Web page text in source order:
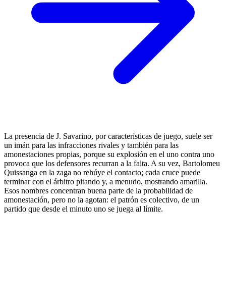
La presencia de J. Savarino, por características de juego, suele ser
un imán para las infracciones rivales y también para las
amonestaciones propias, porque su explosión en el uno contra uno
provoca que los defensores recurran a la falta. A su vez, Bartolomeu
Quissanga en la zaga no rehúye el contacto; cada cruce puede
terminar con el árbitro pitando y, a menudo, mostrando amarilla.
Esos nombres concentran buena parte de la probabilidad de
amonestación, pero no la agotan: el patrón es colectivo, de un
partido que desde el minuto uno se juega al límite.